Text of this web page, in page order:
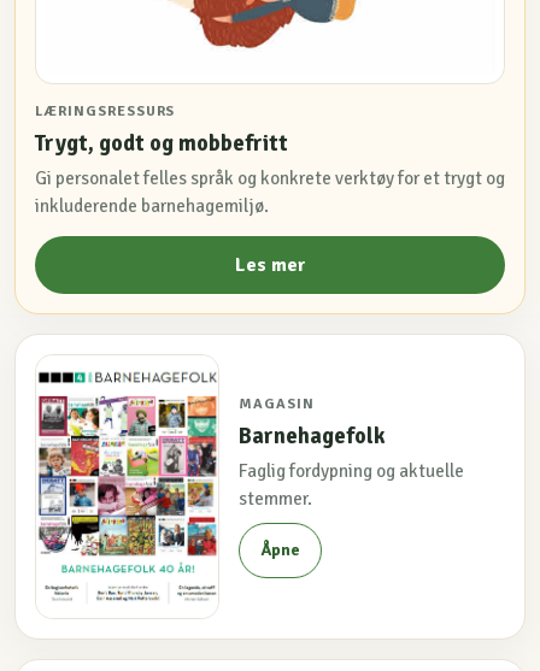
LÆRINGSRESSURS
Trygt, godt og mobbefritt
Gi personalet felles språk og konkrete verktøy for et trygt og
inkluderende barnehagemiljø.
Les mer
MAGASIN
Barnehagefolk
Faglig fordypning og aktuelle
stemmer.
Åpne